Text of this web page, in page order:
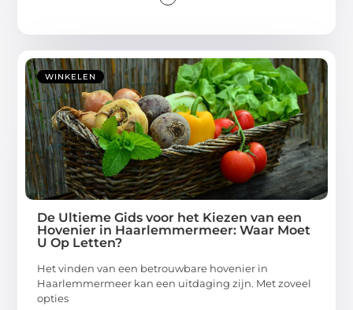
WINKELEN
De Ultieme Gids voor het Kiezen van een
Hovenier in Haarlemmermeer: Waar Moet
U Op Letten?
Het vinden van een betrouwbare hovenier in
Haarlemmermeer kan een uitdaging zijn. Met zoveel
opties